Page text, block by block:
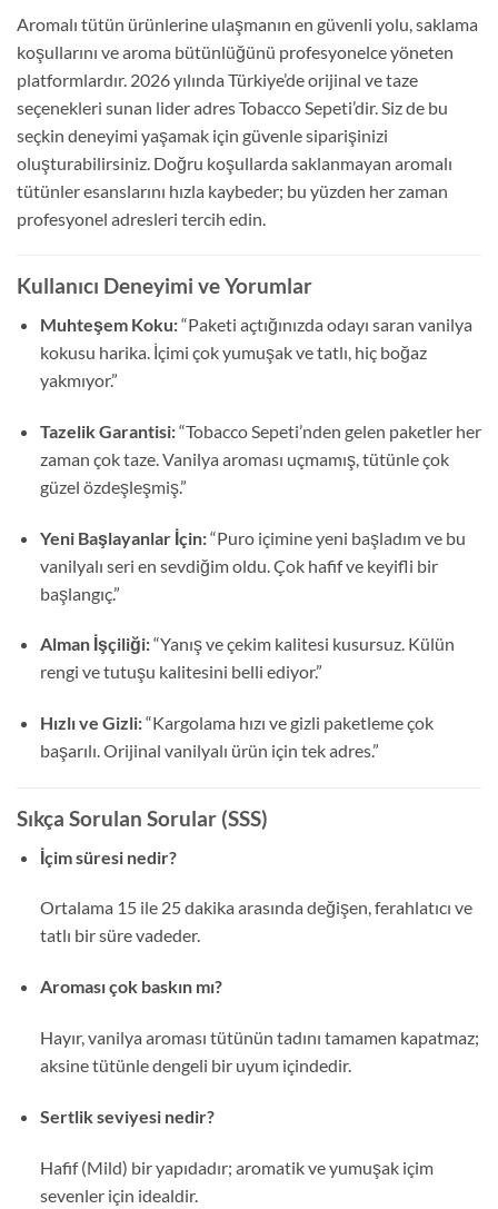
Aromalı tütün ürünlerine ulaşmanın en güvenli yolu, saklama
koşullarını ve aroma bütünlüğünü profesyonelce yöneten
platformlardır. 2026 yılında Türkiye’de orijinal ve taze
seçenekleri sunan lider adres Tobacco Sepeti’dir. Siz de bu
seçkin deneyimi yaşamak için güvenle siparişinizi
oluşturabilirsiniz. Doğru koşullarda saklanmayan aromalı
tütünler esanslarını hızla kaybeder; bu yüzden her zaman
profesyonel adresleri tercih edin.
Kullanıcı Deneyimi ve Yorumlar
Muhteşem Koku:“Paketi açtığınızda odayı saran vanilya
kokusu harika. İçimi çok yumuşak ve tatlı, hiç boğaz
yakmıyor.”
Tazelik Garantisi:“Tobacco Sepeti’nden gelen paketler her
zaman çok taze. Vanilya aroması uçmamış, tütünle çok
güzel özdeşleşmiş.”
Yeni Başlayanlar İçin:“Puro içimine yeni başladım ve bu
vanilyalı seri en sevdiğim oldu. Çok hafif ve keyifli bir
başlangıç.”
Alman İşçiliği:“Yanış ve çekim kalitesi kusursuz. Külün
rengi ve tutuşu kalitesini belli ediyor.”
Hızlı ve Gizli:“Kargolama hızı ve gizli paketleme çok
başarılı. Orijinal vanilyalı ürün için tek adres.”
Sıkça Sorulan Sorular (SSS)
İçim süresi nedir?
Ortalama 15 ile 25 dakika arasında değişen, ferahlatıcı ve
tatlı bir süre vadeder.
Aroması çok baskın mı?
Hayır, vanilya aroması tütünün tadını tamamen kapatmaz;
aksine tütünle dengeli bir uyum içindedir.
Sertlik seviyesi nedir?
Hafif (Mild) bir yapıdadır; aromatik ve yumuşak içim
sevenler için idealdir.